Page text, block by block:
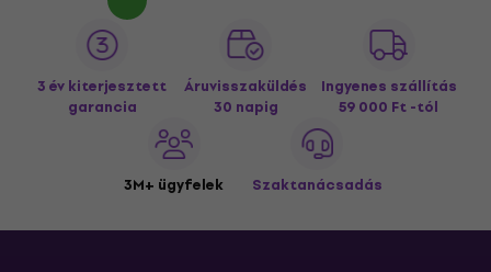
3 év kiterjesztett
garancia
Áruvisszaküldés
30 napig
Ingyenes szállítás
59 000 Ft -tól
3M+ ügyfelek Szaktanácsadás